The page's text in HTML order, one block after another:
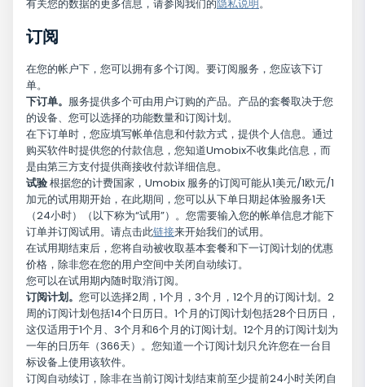
有关您的数据的更多信息，请参阅我们的隐私说明。
订阅
在您的帐户下，您可以拥有多个订阅。要订阅服务，您应该下订
单。
下订单。 服务提供多个可由用户订购的产品。产品的套餐取决于您
的设备、您可以选择的功能数量和订阅计划。
在下订单时，您应填写帐单信息和付款方式，提供个人信息。通过
购买软件时提供您的付款信息，您知道Umobix不收集此信息，而
是由第三方支付提供商接收付款详细信息。
试验根据您的计费国家，Umobix 服务的订阅可能从1美元/1欧元/1
加元的试用期开始，在此期间，您可以从下单日期起体验服务1天
（24小时）（以下称为“试用”）。您需要输入您的帐单信息才能下
订单并订阅试用。请点击此链接来开始我们的试用。
在试用期结束后，您将自动被收取基本套餐和下一订阅计划的优惠
价格，除非您在您的用户空间中关闭自动续订。
您可以在试用期内随时取消订阅。
订阅计划。 您可以选择2周，1个月，3个月，12个月的订阅计划。2
周的订阅计划包括14个日历日。1个月的订阅计划包括28个日历日，
这仅适用于1个月、3个月和6个月的订阅计划。12个月的订阅计划为
一年的日历年（366天）。您知道一个订阅计划只允许您在一台目
标设备上使用该软件。
订阅自动续订，除非在当前订阅计划结束前至少提前24小时关闭自